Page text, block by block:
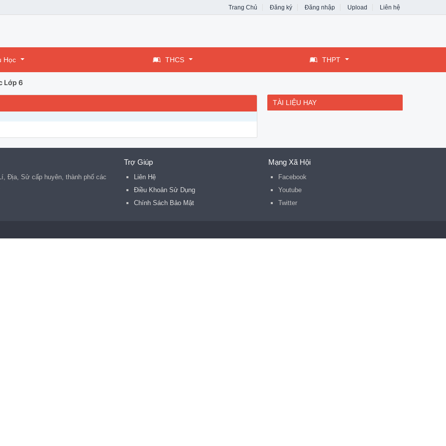
Trang Chủ Đăng ký Đăng nhập Upload Liên hệ
Học THCS THPT
Lớp 6
TÀI LIỆU HAY
Địa, Sử cấp huyên, thành phố các
Trợ Giúp
Liên Hệ
Điều Khoản Sử Dụng
Chính Sách Bảo Mật
Mạng Xã Hội
Facebook
Youtube
Twitter